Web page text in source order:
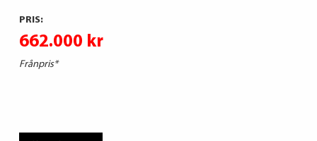
PRIS:
662.000 kr
Frånpris*